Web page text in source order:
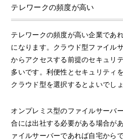
テレワークの頻度が高い
テレワークの頻度が高い企業であ
になります。クラウド型ファイル
からアクセスする前提のセキュリ
多いです。利便性とセキュリティ
クラウド型を選択するとよいでしょ
オンプレミス型のファイルサーバ
合には出社する必要がある場合が
ァイルサーバーであれば自宅から